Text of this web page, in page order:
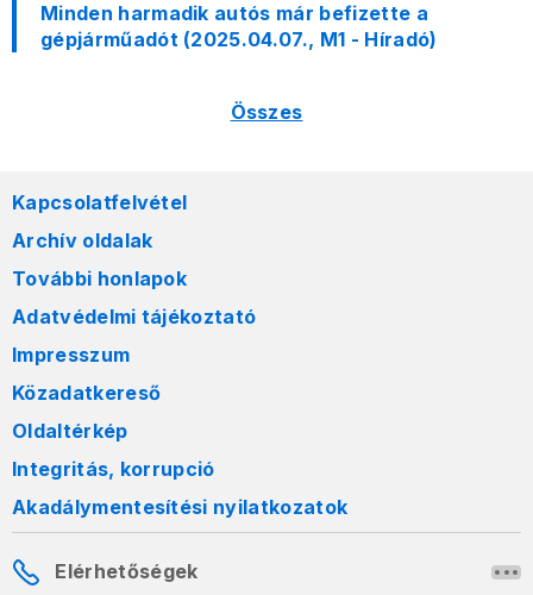
Minden harmadik autós már befizette a
gépjárműadót (2025.04.07., M1 - Híradó)
Összes
Kapcsolatfelvétel
Archív oldalak
További honlapok
Adatvédelmi tájékoztató
Impresszum
Közadatkereső
Oldaltérkép
Integritás, korrupció
Akadálymentesítési nyilatkozatok
Elérhetőségek